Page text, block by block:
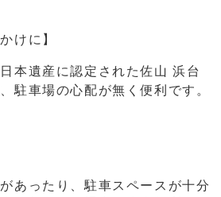
けに】
本遺産に認定された佐山 浜台
駐車場の心配が無く便利です。
あったり、駐車スペースが十分